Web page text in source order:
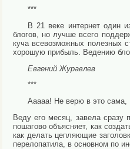
***
В 21 веке интернет один
блогов, но лучше всего
куча всевозможных полезных
хорошую прибыль. Ведению
Евгений Журавлев
***
Ааааа! Не верю в это сама,
Веду его месяц, завела сразу
пошагово объясняет, как
как делать цепляющие
перелопатила, в основном по